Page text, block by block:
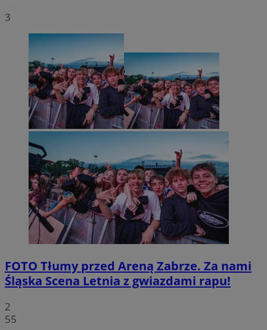
3
FOTO Tłumy przed Areną Zabrze. Za nami
Śląska Scena Letnia z gwiazdami rapu!
2
55